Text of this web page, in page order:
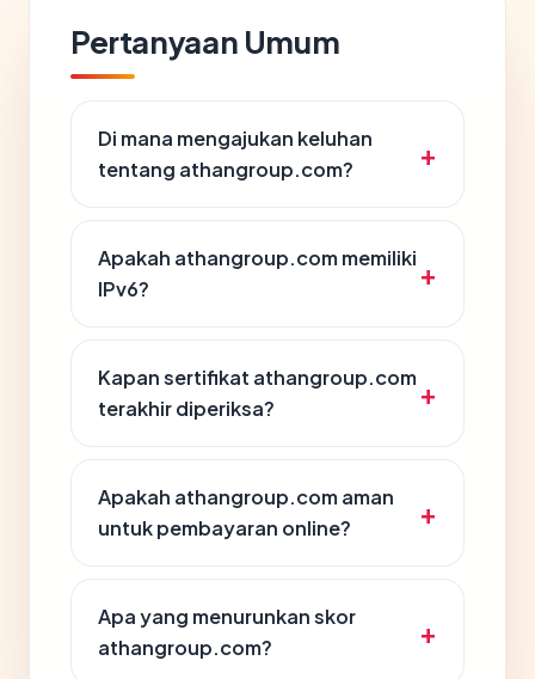
Pertanyaan Umum
Di mana mengajukan keluhan
tentang athangroup.com?
Apakah athangroup.com memiliki
IPv6?
Kapan sertifikat athangroup.com
terakhir diperiksa?
Apakah athangroup.com aman
untuk pembayaran online?
Apa yang menurunkan skor
athangroup.com?